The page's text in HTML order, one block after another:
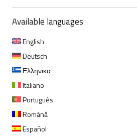
Available languages
English
Deutsch
Ελληνικα
Italiano
Português
Română
Español